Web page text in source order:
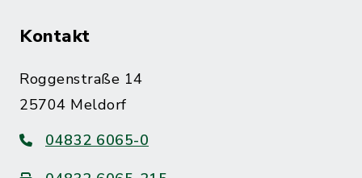
Kontakt
Roggenstraße 14
25704 Meldorf
04832 6065-0